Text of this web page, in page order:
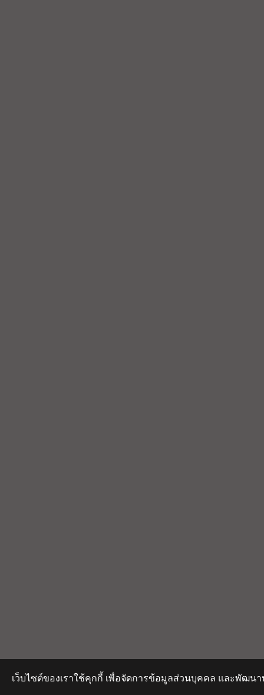
เว็บไซต์ของเราใช้คุกกี้ เพื่อจัดการข้อมูลส่วนบุคคล และพัฒน